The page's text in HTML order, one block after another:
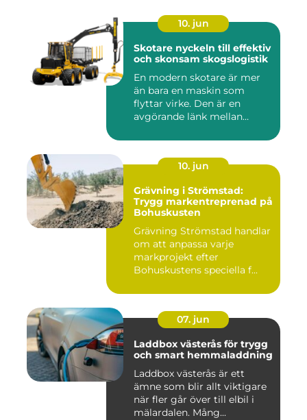
10. jun
Skotare nyckeln till effektiv
och skonsam skogslogistik
En modern skotare är mer
än bara en maskin som
flyttar virke. Den är en
avgörande länk mellan
10. jun
Grävning i Strömstad:
Trygg markentreprenad på
Bohuskusten
Grävning Strömstad handlar
om att anpassa varje
markprojekt efter
Bohuskustens speciella f...
07. jun
Laddbox västerås för trygg
och smart hemmaladdning
Laddbox västerås är ett
ämne som blir allt viktigare
när fler går över till elbil i
mälardalen. Mång...